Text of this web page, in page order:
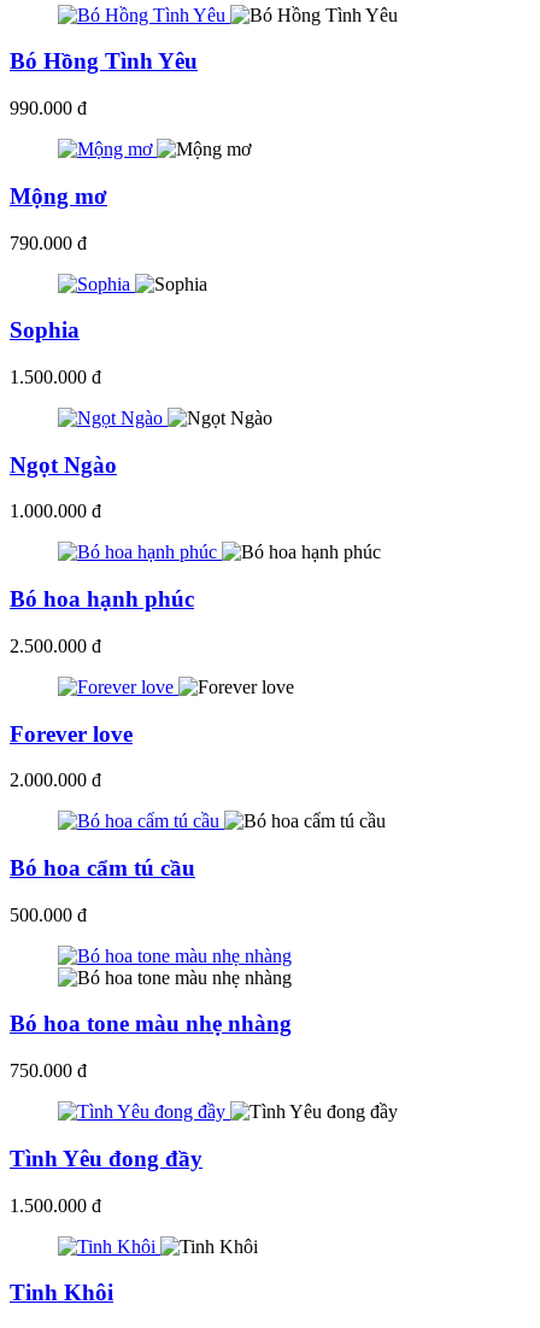
Bó Hồng Tình Yêu
990.000 đ
Mộng mơ
790.000 đ
Sophia
1.500.000 đ
Ngọt Ngào
1.000.000 đ
Bó hoa hạnh phúc
2.500.000 đ
Forever love
2.000.000 đ
Bó hoa cẩm tú cầu
500.000 đ
Bó hoa tone màu nhẹ nhàng
750.000 đ
Tình Yêu đong đầy
1.500.000 đ
Tinh Khôi